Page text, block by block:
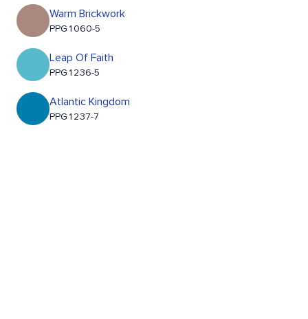
Warm Brickwork
PPG1060-5
Leap Of Faith
PPG1236-5
Atlantic Kingdom
PPG1237-7